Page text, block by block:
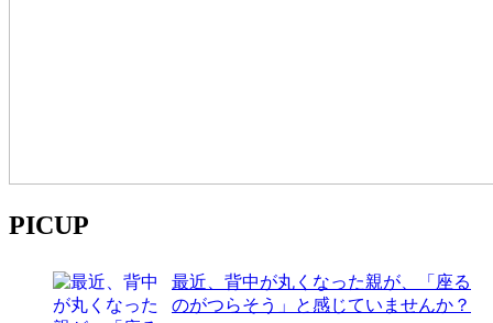
PICUP
最近、背中が丸くなった親が、「座る
のがつらそう」と感じていませんか？